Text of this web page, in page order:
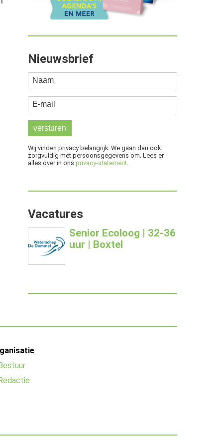
Nieuwsbrief
Naam
E-mail
Wij vinden privacy belangrijk. We gaan dan ook
zorgvuldig met persoonsgegevens om. Lees er
alles over in ons privacy-statement
Vacatures
Senior Ecoloog | 32-36
uur | Boxtel